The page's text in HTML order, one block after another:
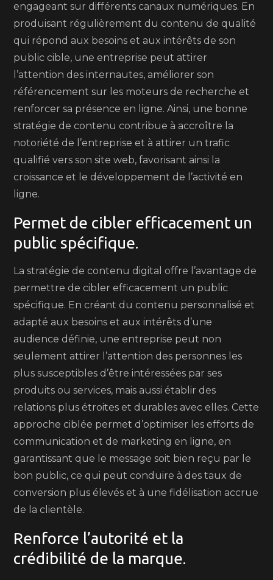
engageant sur différents canaux numériques. En
produisant régulièrement du contenu de qualité
qui répond aux besoins et aux intérêts de son
public cible, une entreprise peut attirer
l’attention des internautes, améliorer son
référencement sur les moteurs de recherche et
renforcer sa présence en ligne. Ainsi, une bonne
stratégie de contenu contribue à accroître la
notoriété de l’entreprise et à attirer un trafic
qualifié vers son site web, favorisant ainsi la
croissance et le développement de l’activité en
ligne.
Permet de cibler efficacement un
public spécifique.
La stratégie de contenu digital offre l’avantage de
permettre de cibler efficacement un public
spécifique. En créant du contenu personnalisé et
adapté aux besoins et aux intérêts d’une
audience définie, une entreprise peut non
seulement attirer l’attention des personnes les
plus susceptibles d’être intéressées par ses
produits ou services, mais aussi établir des
relations plus étroites et durables avec elles. Cette
approche ciblée permet d’optimiser les efforts de
communication et de marketing en ligne, en
garantissant que le message soit bien reçu par le
bon public, ce qui peut conduire à des taux de
conversion plus élevés et à une fidélisation accrue
de la clientèle.
Renforce l’autorité et la
crédibilité de la marque.